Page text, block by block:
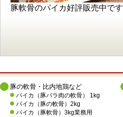
豚軟骨のパイカ好評販売中です
豚の軟骨・比内地鶏など
パイカ（豚バラ肉の軟骨） 1kg
パイカ（豚の軟骨）2kg
パイカ（豚軟骨）3kg業務用